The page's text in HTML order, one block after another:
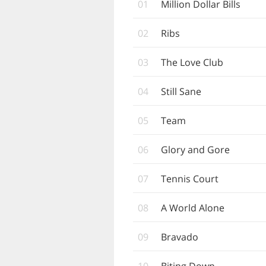
01 Million Dollar Bills
02 Ribs
03 The Love Club
04 Still Sane
05 Team
06 Glory and Gore
07 Tennis Court
08 A World Alone
09 Bravado